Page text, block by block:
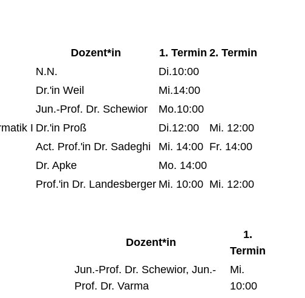
Dozent*in 1. Termin 2. Termin
N.N.
Di.10:00
Dr.'in Weil
Mi.14:00
Jun.-Prof. Dr. Schewior
Mo.10:00
I Dr.'in Proß Di.12:00
Mi. 12:00
Act. Prof.'in Dr. Sadeghi Mi. 14:00 Fr. 14:00
Dr. Apke
Mo. 14:00
Prof.'in Dr. Landesberger Mi. 10:00 Mi. 12:00
Dozent*in
1.
Termin
Jun.-Prof. Dr. Schewior, Jun.-
Prof. Dr. Varma
Mi.
10:00